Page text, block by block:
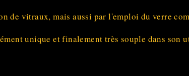
de vitraux, mais aussi par l'emploi du verre
unique et finalement très souple dans son